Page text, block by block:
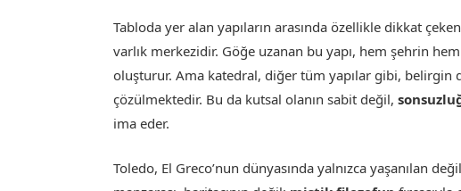
Tabloda yer alan yapıların arasında özellikle dikkat
varlık merkezidir. Göğe uzanan bu yapı, hem şehrin
oluşturur. Ama katedral, diğer tüm yapılar gibi, belirgin
çözülmektedir. Bu da kutsal olanın sabit değil,
ima eder.
Toledo, El Greco’nun dünyasında yalnızca yaşanılan